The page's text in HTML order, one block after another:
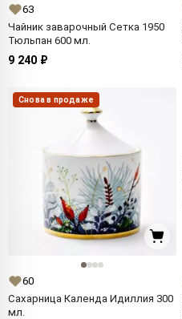
63
Чайник заварочный Сетка 1950
Тюльпан 600 мл.
9 240 ₽
Снова в продаже
60
Сахарница Календа Идиллия 300
мл.